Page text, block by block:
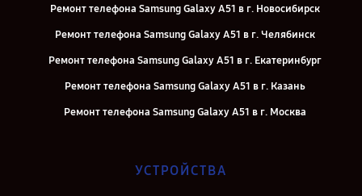
Ремонт телефона Samsung Galaxy A51 в г. Новосибирск
Ремонт телефона Samsung Galaxy A51 в г. Челябинск
Ремонт телефона Samsung Galaxy A51 в г. Екатеринбург
Ремонт телефона Samsung Galaxy A51 в г. Казань
Ремонт телефона Samsung Galaxy A51 в г. Москва
УСТРОЙСТВА